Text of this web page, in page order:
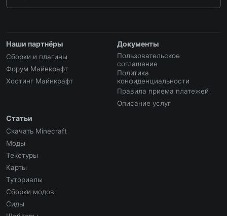
Наши партнёры
Сборки и плагины
Форум Майнкрафт
Хостинг Майнкрафт
Документы
Пользовательское
соглашение
Политика
конфиденциальности
Правила приема платежей
Описание услуг
Статьи
Скачать Minecraft
Моды
Текстуры
Карты
Туториалы
Сборки модов
Сиды